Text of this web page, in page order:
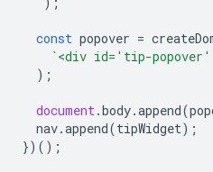
const popover =
`<div id='tip-
);
document.body.append(
nav.append(tipWidget);
})();